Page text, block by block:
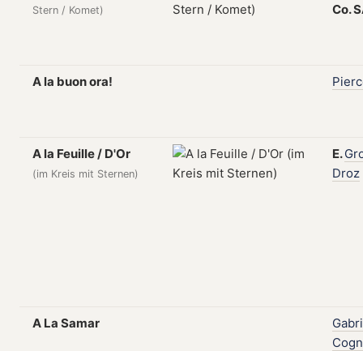
Stern / Komet)
Co.
A la buon ora!
A la Feuille / D'Or
(im Kreis mit Sternen)
E.
Droz
A La Samar